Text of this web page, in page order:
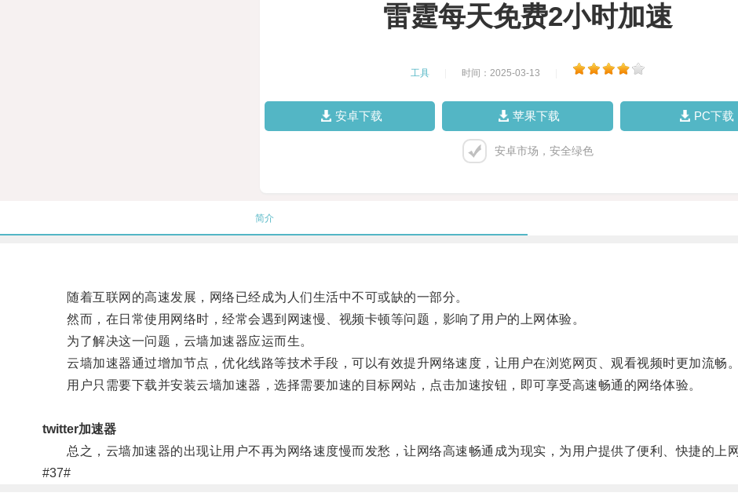
雷霆每天免费2小时加速
工具 时间：2025-03-13
安卓下载 苹果下载 PC下载
安卓市场，安全绿色
简介
随着互联网的高速发展，网络已经成为人们生活中不可或缺的一部分。
然而，在日常使用网络时，经常会遇到网速慢、视频卡顿等问题，影响了用户的上网体验。
为了解决这一问题，云墙加速器应运而生。
云墙加速器通过增加节点，优化线路等技术手段，可以有效提升网络速度，让用户在浏览网页、观看视频时更加流畅。
用户只需要下载并安装云墙加速器，选择需要加速的目标网站，点击加速按钮，即可享受高速畅通的网络体验。
twitter加速器
总之，云墙加速器的出现让用户不再为网络速度慢而发愁，让网络高速畅通成为现实，为用户提供了便利、快捷的上网
#37#